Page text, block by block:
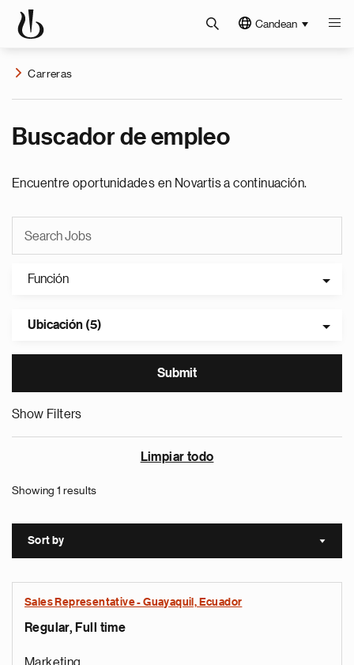
Candean
Carreras
Buscador de empleo
Encuentre oportunidades en Novartis a continuación.
Función
Ubicación (5)
Show Filters
Limpiar todo
Showing 1 results
Sort by Sort
Sales Representative - Guayaquil, Ecuador
Regular, Full time